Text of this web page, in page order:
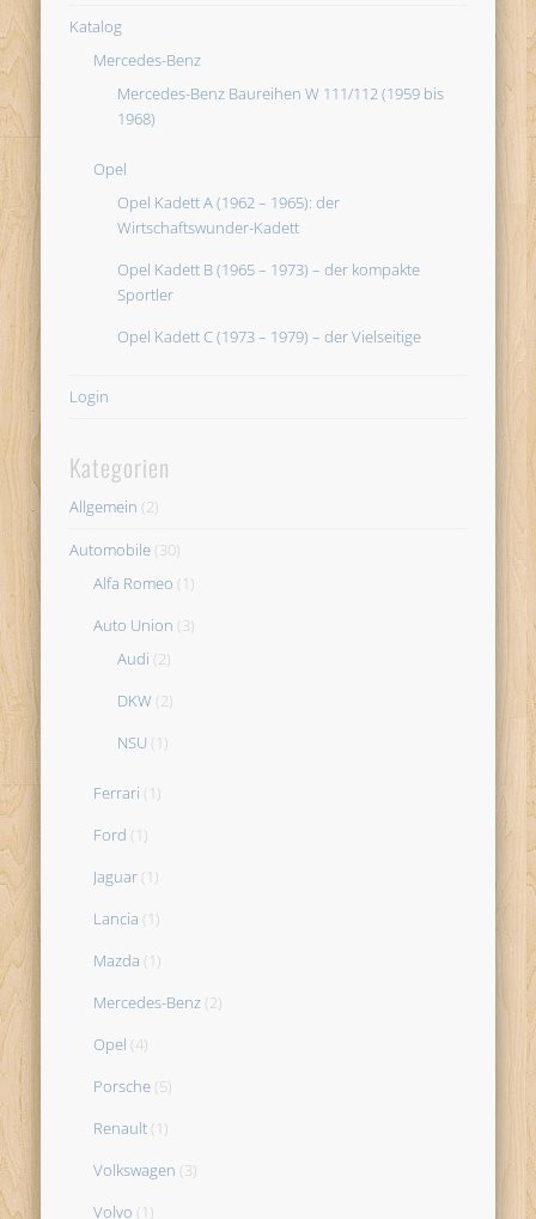
Katalog
Mercedes-Benz
Mercedes-Benz Baureihen W 111/112 (1959 bis
1968)
Opel
Opel Kadett A (1962 – 1965): der
Wirtschaftswunder-Kadett
Opel Kadett B (1965 – 1973) – der kompakte
Sportler
Opel Kadett C (1973 – 1979) – der Vielseitige
Login
Kategorien
Allgemein (2)
Automobile (30)
Alfa Romeo (1)
Auto Union (3)
Audi (2)
DKW (2)
NSU (1)
Ferrari (1)
Ford (1)
Jaguar (1)
Lancia (1)
Mazda (1)
Mercedes-Benz (2)
Opel (4)
Porsche (5)
Renault (1)
Volkswagen (3)
Volvo (1)